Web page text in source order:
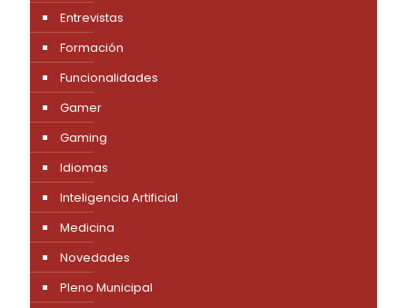
Entrevistas
Formación
Funcionalidades
Gamer
Gaming
Idiomas
Inteligencia Artificial
Medicina
Novedades
Pleno Municipal